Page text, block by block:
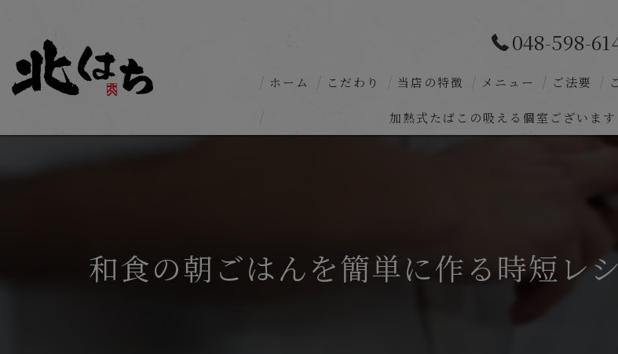
048-598-
ホーム こだわり 当店の特徴
深谷の和食
個室
メニュー ご法要
加熱式たばこの吸える個室ございます
和食の朝ごはんを簡単に作る時短レ